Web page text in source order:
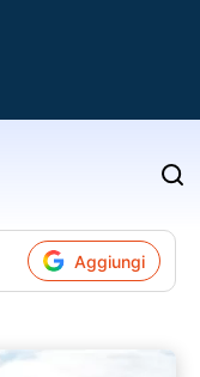
Aggiungi